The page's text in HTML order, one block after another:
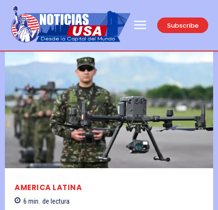
Subscribe
AMERICA LATINA
6 min. de lectura